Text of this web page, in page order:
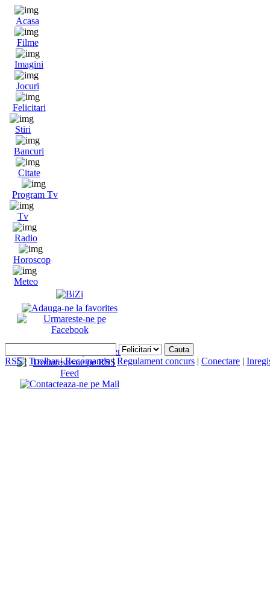
Acasa
Filme
Imagini
Jocuri
Felicitari
Stiri
Bancuri
Citate
Program Tv
Tv
Radio
Horoscop
Meteo
RSS| Toolbar|Recomanda|Regulament concurs | Conectare |